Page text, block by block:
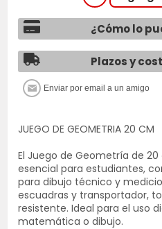
¿Cómo lo
Plazos y
JUEGO DE GEOMETRIA 20 CM
El Juego de Geometría de
esencial para estudiantes,
para dibujo técnico y
escuadras y transportador,
resistente. Ideal para el uso
matemática o dibujo.